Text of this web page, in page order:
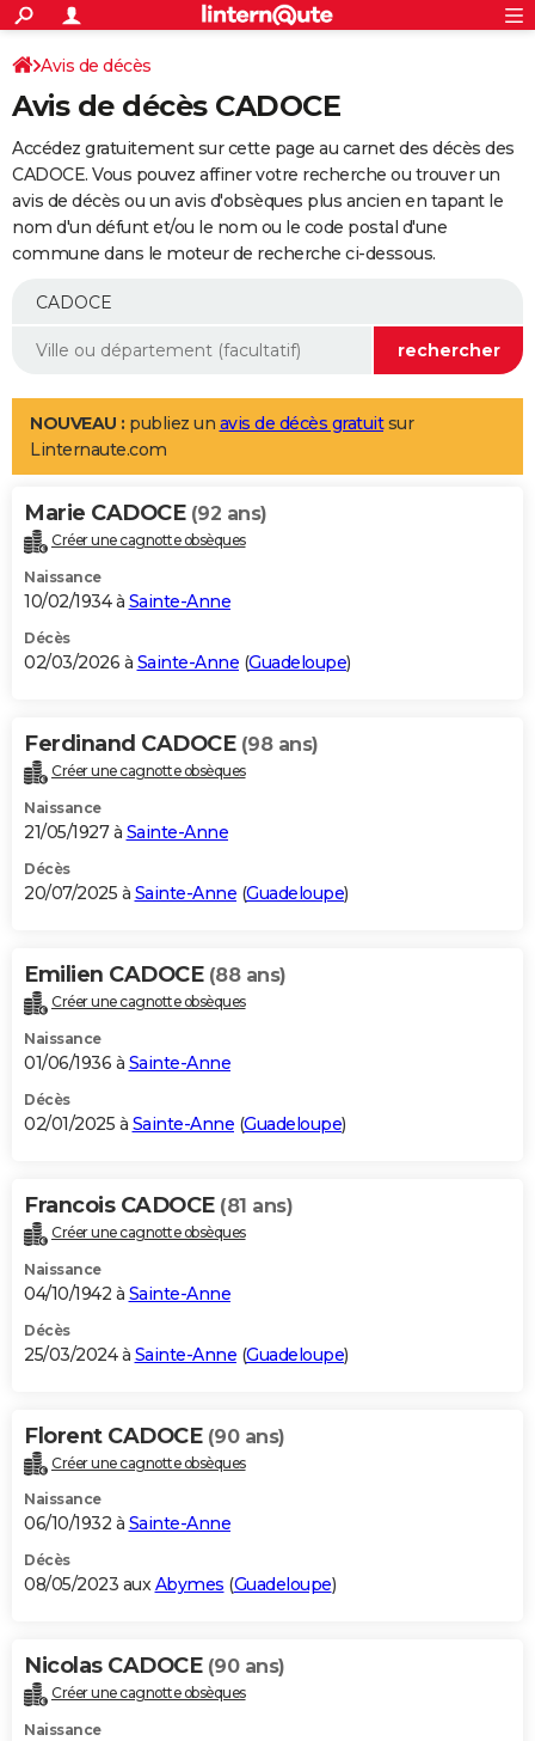
ACTUALITÉS
Politique
Société
Faits Divers
Education
Monde
Villes
+
SPORT
Coupe du monde 2026
Football
Tennis
Cyclisme
Rugby
Forum
Programme TV
TNT
Streaming
Cinéma
Sorties cinéma
Musique
+
FINANCE
Retraite
Epargne
Immobilier
Risques naturels par ville
Banque
Assurance
AUTO
Essais
Réserver un essai
Citadines
Berlines
SUV
Forum auto
+
Mobiles
Meilleur smartphone
Internet
Ordinateurs
Jeux vidéo
Guide high-tech
Aménagement intérieur
LIFESTYLE
Art de vivre
Bien-être
Loisirs
Mode
Modes de vie
Alimentation
Guide de la santé
Maladies
Médicaments
Sommeil
VOYAGE
Destinations
City break
Voyage nature
Voyage de noces
Forum
Climat
+PHOTO
GUIDES D'ACHAT
BONS PLANS
Carte de Noël
Carte Bonne année
Carte Saint-Valentin
Carte Pâques
Carte d'anniversaire
DICTIONNAIRE
Dictionnaire
Biographies
Citations
Expressions
Proverbes
PROGRAMME TV
S'inscrire
Se connecter
Lycées
Collèges
Primaires
Universités
Entreprises
Service militaire
Avis de recherche
AVIS DE DÉCÈS
Bricolage
Lifestyle
Culture
Sport
Auto
Television
Voyage
Cinema
Avis de décès
Avis de décès CADOCE
Accédez gratuitement sur cette page au carnet des décès des
CADOCE. Vous pouvez affiner votre recherche ou trouver un
avis de décès ou un avis d'obsèques plus ancien en tapant le
nom d'un défunt et/ou le nom ou le code postal d'une
commune dans le moteur de recherche ci-dessous.
NOUVEAU : publiez un avis de décès gratuitsur
Linternaute.com
Marie CADOCE (92 ans)
Créer une cagnotte obsèques
Naissance
10/02/1934 à Sainte-Anne
Décès
02/03/2026 à Sainte-Anne (Guadeloupe)
Ferdinand CADOCE (98 ans)
Créer une cagnotte obsèques
Naissance
21/05/1927 à Sainte-Anne
Décès
20/07/2025 à Sainte-Anne (Guadeloupe)
Emilien CADOCE (88 ans)
Créer une cagnotte obsèques
Naissance
01/06/1936 à Sainte-Anne
Décès
02/01/2025 à Sainte-Anne (Guadeloupe)
Francois CADOCE (81 ans)
Créer une cagnotte obsèques
Naissance
04/10/1942 à Sainte-Anne
Décès
25/03/2024 à Sainte-Anne (Guadeloupe)
Florent CADOCE (90 ans)
Créer une cagnotte obsèques
Naissance
06/10/1932 à Sainte-Anne
Décès
08/05/2023 auxAbymes (Guadeloupe)
Nicolas CADOCE (90 ans)
Créer une cagnotte obsèques
Naissance